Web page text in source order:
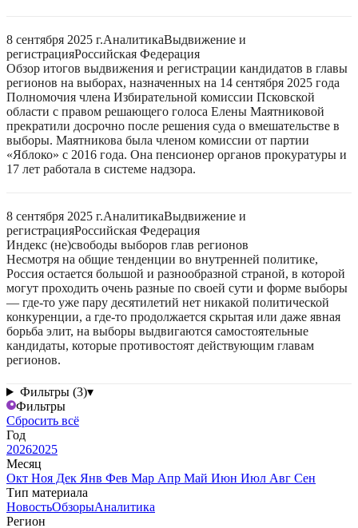
8 сентября 2025 г.АналитикаВыдвижение и
регистрацияРоссийская Федерация
Обзор итогов выдвижения и регистрации кандидатов в главы
регионов на выборах, назначенных на 14 сентября 2025 года
Полномочия члена Избирательной комиссии Псковской
области с правом решающего голоса Елены Маятниковой
прекратили досрочно после решения суда о вмешательстве в
выборы. Маятникова была членом комиссии от партии
«Яблоко» с 2016 года. Она пенсионер органов прокуратуры и
17 лет работала в системе надзора.
8 сентября 2025 г.АналитикаВыдвижение и
регистрацияРоссийская Федерация
Индекс (не)свободы выборов глав регионов
Несмотря на общие тенденции во внутренней политике,
Россия остается большой и разнообразной страной, в которой
могут проходить очень разные по своей сути и форме выборы
— где-то уже пару десятилетий нет никакой политической
конкуренции, а где-то продолжается скрытая или даже явная
борьба элит, на выборы выдвигаются самостоятельные
кандидаты, которые противостоят действующим главам
регионов.
Фильтры (3)▾
Фильтры
Сбросить всё
Год
20262025
Месяц
Окт Ноя Дек Янв Фев Мар Апр Май Июн Июл Авг Сен
Тип материала
НовостьОбзорыАналитика
Регион